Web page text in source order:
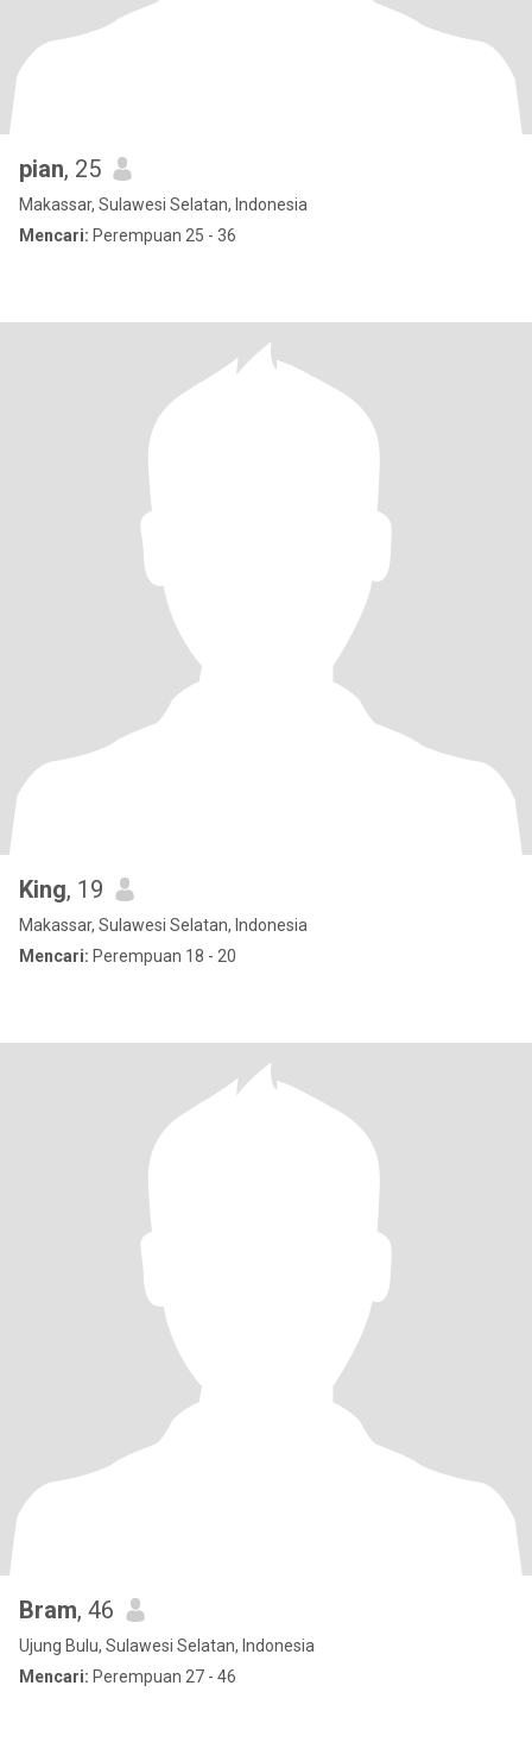
pian, 25
Makassar, Sulawesi Selatan, Indonesia
Mencari: Perempuan 25 - 36
King, 19
Makassar, Sulawesi Selatan, Indonesia
Mencari: Perempuan 18 - 20
Bram, 46
Ujung Bulu, Sulawesi Selatan, Indonesia
Mencari: Perempuan 27 - 46